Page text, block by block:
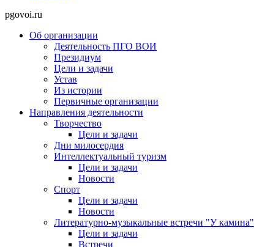
pgovoi.ru
Об организации
Деятельность ПГО ВОИ
Президиум
Цели и задачи
Устав
Из истории
Первичные организации
Направления деятельности
Творчество
Цели и задачи
Дни милосердия
Интеллектуальный туризм
Цели и задачи
Новости
Спорт
Цели и задачи
Новости
Литературно-музыкальные встречи "У камина"
Цели и задачи
Встречи